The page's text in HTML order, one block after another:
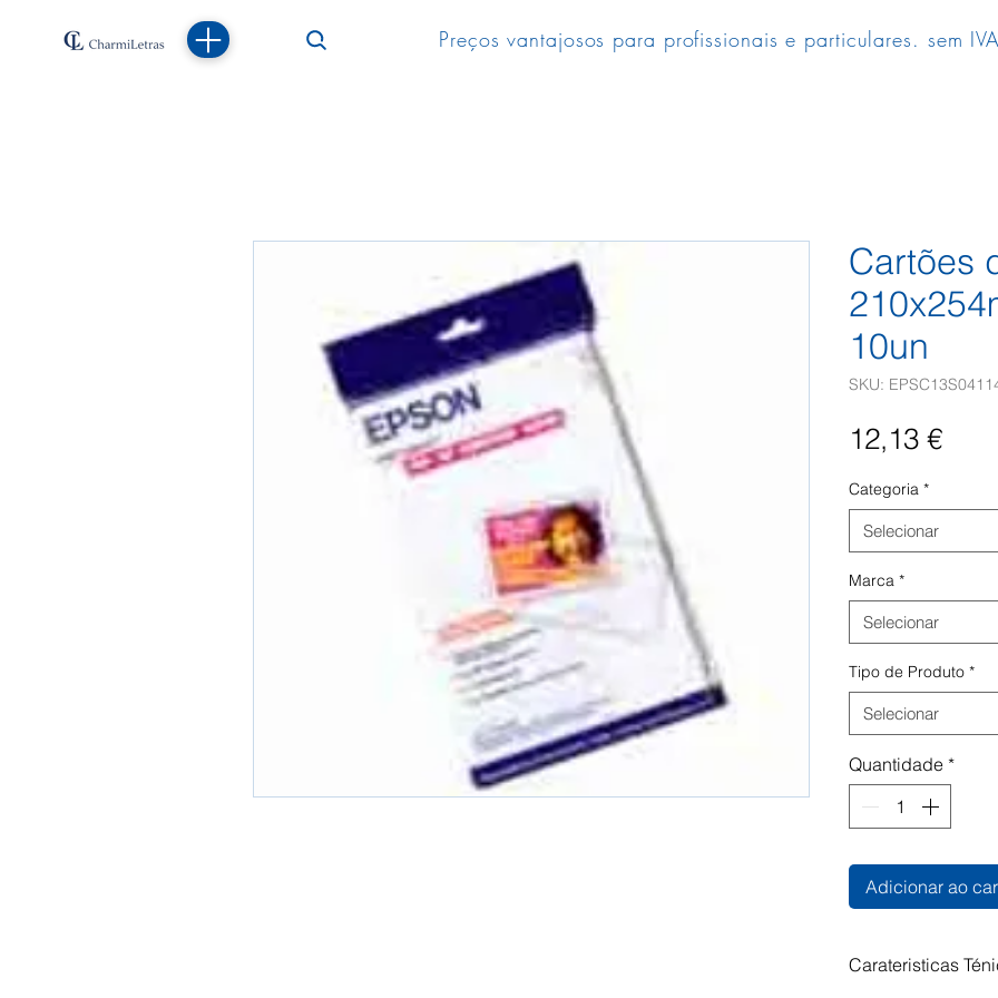
Preços vantajosos para profissionais e particulares. sem
Cartões
10un
SKU:
12,13 €Preço
Categoria *
Selecionar
Marca *
Selecionar
Tipo de Produto *
Selecionar
Quantidade *
Adicionar ao
Carateristicas